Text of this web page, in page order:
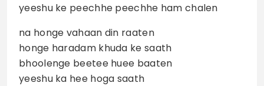
yeeshu ke peechhe peechhe ham chalen
na honge vahaan din raaten
honge haradam khuda ke saath
bhoolenge beetee huee baaten
yeeshu ka hee hoga saath